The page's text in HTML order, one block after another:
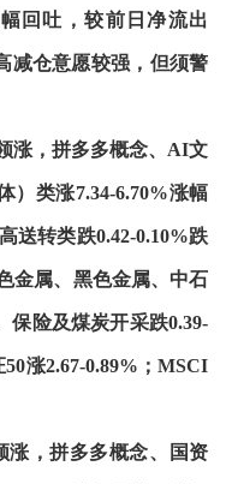
回吐，较前日净流出
减仓意愿较强，但须警
涨，拼多多概念、AI文
）类涨7.34-6.70%涨幅
送转类跌0.42-0.10%跌
金属、黑色金属、中石
保险及煤炭开采跌0.39-
涨2.67-0.89%；MSCI
涨，拼多多概念、国资